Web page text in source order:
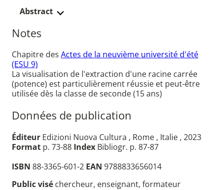
Abstract
Notes
Chapitre des Actes de la neuvième université d'été
(ESU 9)
La visualisation de l'extraction d'une racine carrée
(potence) est particulièrement réussie et peut-être
utilisée dès la classe de seconde (15 ans)
Données de publication
Éditeur Edizioni Nuova Cultura , Rome , Italie , 2023
Format p. 73-88 Index Bibliogr. p. 87-87
ISBN 88-3365-601-2 EAN 9788833656014
Public visé chercheur, enseignant, formateur